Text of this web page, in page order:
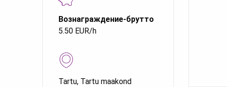
Вознаграждение-брутто
5.50 EUR/h
Tartu, Tartu maakond